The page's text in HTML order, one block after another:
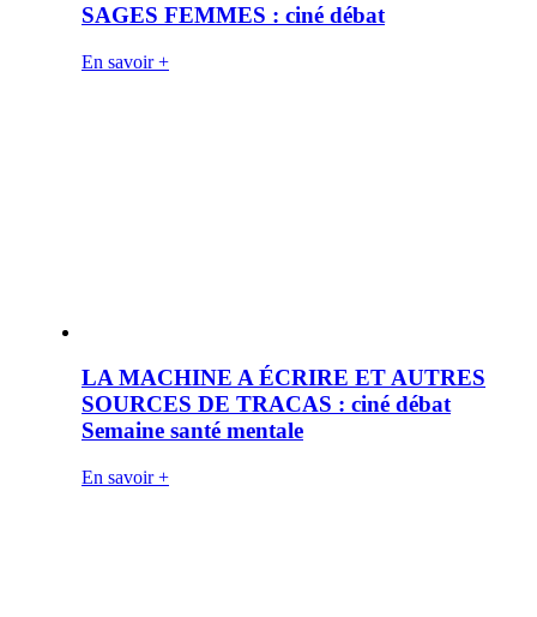
SAGES FEMMES : ciné débat
En savoir +
LA MACHINE A ÉCRIRE ET AUTRES
SOURCES DE TRACAS : ciné débat
Semaine santé mentale
En savoir +